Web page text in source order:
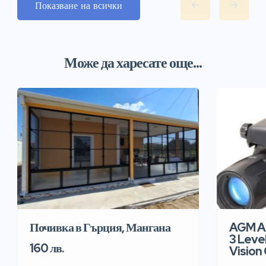
Показване на всички
Може да харесате още...
Почивка в Гърция, Мангана
160 лв.
AGM
3
Vision